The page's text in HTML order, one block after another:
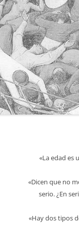
«La edad es
«Dicen que no
serio. ¿En
«Hay dos tipos